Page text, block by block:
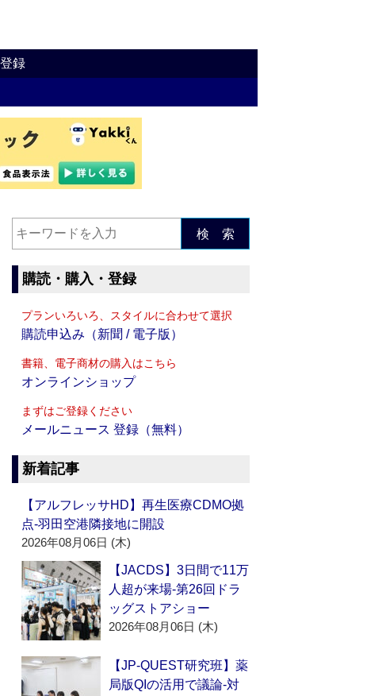
録
検 索
購読・購入・登録
プランいろいろ、スタイルに合わせて選択
購読申込み（新聞 / 電子版）
書籍、電子商材の購入はこちら
オンラインショップ
まずはご登録ください
メールニュース 登録（無料）
新着記事
【アルフレッサHD】再生医療CDMO拠
点‐羽田空港隣接地に開設
2026年08月06日 (木)
【JACDS】3日間で11万
人超が来場‐第26回ドラ
ッグストアショー
2026年08月06日 (木)
【JP-QUEST研究班】薬
局版QIの活用で議論‐対